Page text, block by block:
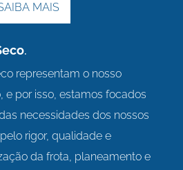
MAIS
.
representam o nosso
e por isso, estamos focados
necessidades dos nossos
rigor, qualidade e
da frota, planeamento e